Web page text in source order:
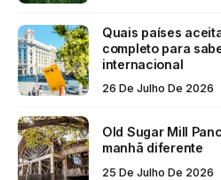
Quais países
completo para
internacional
26 De Julho De 2026
Old Sugar Mill
manhã diferente
25 De Julho De 2026